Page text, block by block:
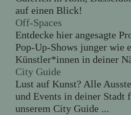
auf einen Blick!
Off-Spaces
Entdecke hier angesagte
Pop-Up-Shows junger wie
Künstler*innen in deiner
City Guide
Lust auf Kunst? Alle
und Events in deiner Stadt
unserem City Guide ...